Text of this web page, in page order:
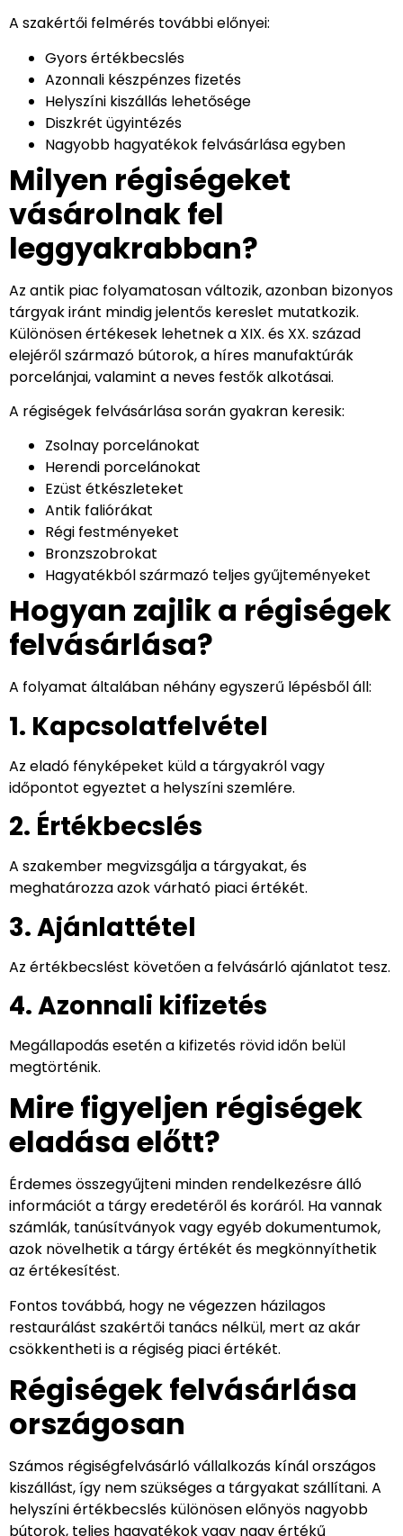
A szakértői felmérés további előnyei:
Gyors értékbecslés
Azonnali készpénzes fizetés
Helyszíni kiszállás lehetősége
Diszkrét ügyintézés
Nagyobb hagyatékok felvásárlása egyben
Milyen régiségeket
vásárolnak fel
leggyakrabban?
Az antik piac folyamatosan változik, azonban bizonyos
tárgyak iránt mindig jelentős kereslet mutatkozik.
Különösen értékesek lehetnek a XIX. és XX. század
elejéről származó bútorok, a híres manufaktúrák
porcelánjai, valamint a neves festők alkotásai.
A régiségek felvásárlása során gyakran keresik:
Zsolnay porcelánokat
Herendi porcelánokat
Ezüst étkészleteket
Antik faliórákat
Régi festményeket
Bronzszobrokat
Hagyatékból származó teljes gyűjteményeket
Hogyan zajlik a régiségek
felvásárlása?
A folyamat általában néhány egyszerű lépésből áll:
1. Kapcsolatfelvétel
Az eladó fényképeket küld a tárgyakról vagy
időpontot egyeztet a helyszíni szemlére.
2. Értékbecslés
A szakember megvizsgálja a tárgyakat, és
meghatározza azok várható piaci értékét.
3. Ajánlattétel
Az értékbecslést követően a felvásárló ajánlatot tesz.
4. Azonnali kifizetés
Megállapodás esetén a kifizetés rövid időn belül
megtörténik.
Mire figyeljen régiségek
eladása előtt?
Érdemes összegyűjteni minden rendelkezésre álló
információt a tárgy eredetéről és koráról. Ha vannak
számlák, tanúsítványok vagy egyéb dokumentumok,
azok növelhetik a tárgy értékét és megkönnyíthetik
az értékesítést.
Fontos továbbá, hogy ne végezzen házilagos
restaurálást szakértői tanács nélkül, mert az akár
csökkentheti is a régiség piaci értékét.
Régiségek felvásárlása
országosan
Számos régiségfelvásárló vállalkozás kínál országos
kiszállást, így nem szükséges a tárgyakat szállítani. A
helyszíni értékbecslés különösen előnyös nagyobb
bútorok, teljes hagyatékok vagy nagy értékű